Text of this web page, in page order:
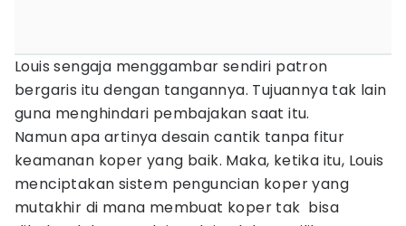
Louis sengaja menggambar sendiri patron
bergaris itu dengan tangannya. Tujuannya tak lain
guna menghindari pembajakan saat itu.
Namun apa artinya desain cantik tanpa fitur
keamanan koper yang baik. Maka, ketika itu, Louis
menciptakan sistem penguncian koper yang
mutakhir di mana membuat koper tak bisa